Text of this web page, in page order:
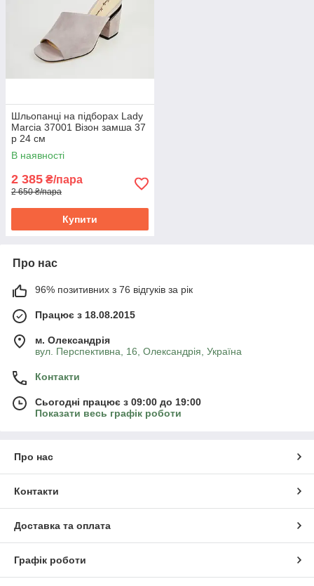
Шльопанці на підборах Lady
Marcia 37001 Візон замша 37
р 24 см
В наявності
2 385 ₴/пара
2 650 ₴/пара
Купити
Про нас
96% позитивних з 76 відгуків за рік
Працює з 18.08.2015
м. Олександрія
вул. Перспективна, 16, Олександрія, Україна
Контакти
Сьогодні працює з 09:00 до 19:00
Показати весь графік роботи
Про нас
Контакти
Доставка та оплата
Графік роботи